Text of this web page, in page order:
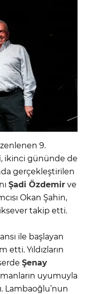
9.
, ikinci gününde de
gerçekleştirilen
Şadi Özdemir ve
Okan Şahin,
takip etti.
ile başlayan
etti. Yıldızların
Şenay
uyumuyla
Lambaoğlu’nun